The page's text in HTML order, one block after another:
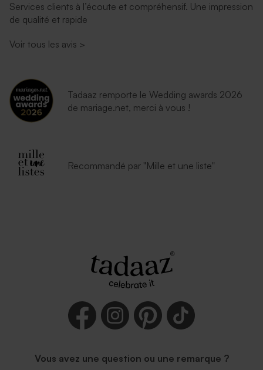
Services clients à l’écoute et compréhensif. Une impression
de qualité et rapide
Voir tous les avis >
Tadaaz remporte le Wedding awards 2026
de mariage.net, merci à vous !
Recommandé par "Mille et une liste"
Vous avez une question ou une remarque ?